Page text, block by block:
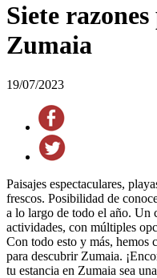
Siete
Zumaia
19/07/2023
Paisajes espectaculares,
frescos. Posibilidad de
a lo largo de todo el año. Un
actividades, con múltiples
Con todo esto y más, hemos
para descubrir Zumaia.
tu estancia en Zumaia sea